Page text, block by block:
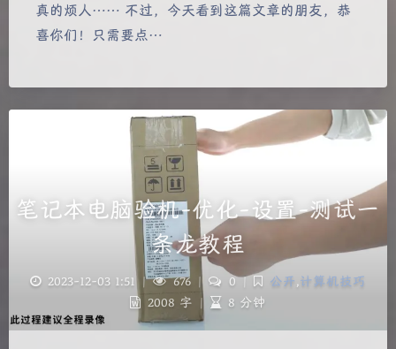
真的烦人…… 不过，今天看到这篇文章的朋友，恭
喜你们！只需要点…
笔记本电脑验机-优化-设置-测试一
条龙教程
2023-12-03 1:51 | 676 | 0 | 公开,计算机技巧
2008 字 | 8 分钟